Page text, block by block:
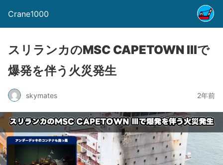
Crane1000
スリランカのMSC CAPETOWN Ⅲで
爆発を伴う火災発生
skymates 2年前